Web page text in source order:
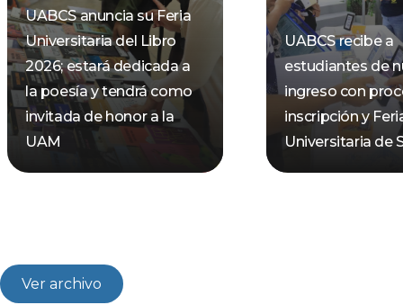
UABCS anuncia su Feria
Universitaria del Libro
2026; estará dedicada a
la poesía y tendrá como
invitada de honor a la
UAM
UABCS recibe a
estudiantes de
ingreso con
inscripción y
Universitaria de
Ver archivo